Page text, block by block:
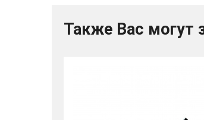
Также Вас могут